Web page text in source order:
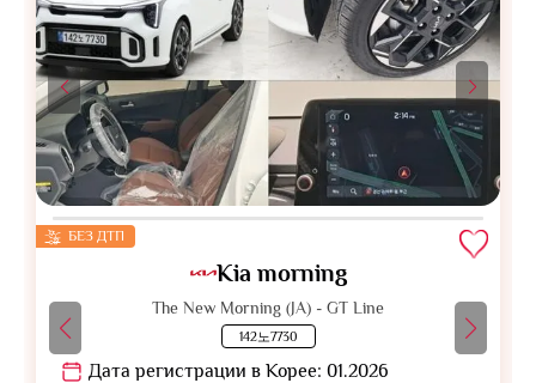
БЕЗ ДТП
Kia morning
The New Morning (JA) - GT Line
142노7730
Дата регистрации в Корее: 01.2026